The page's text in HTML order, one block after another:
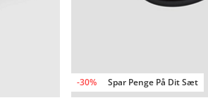
-30% Spar Penge På Dit Sæt